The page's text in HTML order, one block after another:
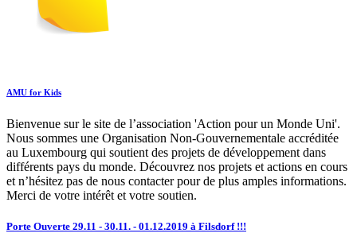
AMU for Kids
Bienvenue sur le site de l’association 'Action pour un Monde Uni'.
Nous sommes une Organisation Non-Gouvernementale accréditée
au Luxembourg qui soutient des projets de développement dans
différents pays du monde. Découvrez nos projets et actions en cours
et n’hésitez pas de nous contacter pour de plus amples informations.
Merci de votre intérêt et votre soutien.
Porte Ouverte 29.11 - 30.11. - 01.12.2019 à Filsdorf !!!